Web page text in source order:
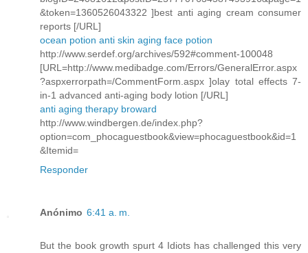
&token=1360526043322 ]best anti aging cream consumer
reports [/URL]
ocean potion anti skin aging face potion
http://www.serdef.org/archives/592#comment-100048
[URL=http://www.medibadge.com/Errors/GeneralError.aspx
?aspxerrorpath=/CommentForm.aspx ]olay total effects 7-
in-1 advanced anti-aging body lotion [/URL]
anti aging therapy broward
http://www.windbergen.de/index.php?
option=com_phocaguestbook&view=phocaguestbook&id=1
&Itemid=
Responder
Anónimo 6:41 a. m.
But the book growth spurt 4 Idiots has challenged this very